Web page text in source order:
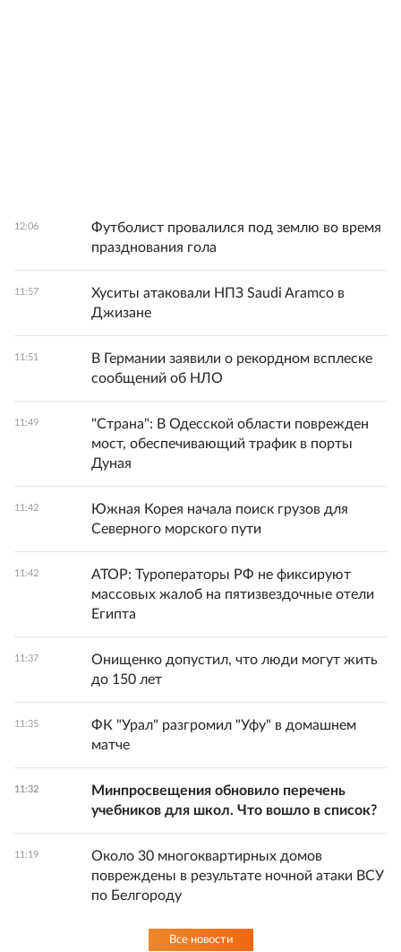
12:06
Футболист провалился под землю во время
празднования гола
11:57
Хуситы атаковали НПЗ Saudi Aramco в
Джизане
11:51
В Германии заявили о рекордном всплеске
сообщений об НЛО
11:49
"Страна": В Одесской области поврежден
мост, обеспечивающий трафик в порты
Дуная
11:42
Южная Корея начала поиск грузов для
Северного морского пути
11:42
АТОР: Туроператоры РФ не фиксируют
массовых жалоб на пятизвездочные отели
Египта
11:37
Онищенко допустил, что люди могут жить
до 150 лет
11:35
ФК "Урал" разгромил "Уфу" в домашнем
матче
11:32
Минпросвещения обновило перечень
учебников для школ. Что вошло в список?
11:19
Около 30 многоквартирных домов
повреждены в результате ночной атаки ВСУ
по Белгороду
Все новости